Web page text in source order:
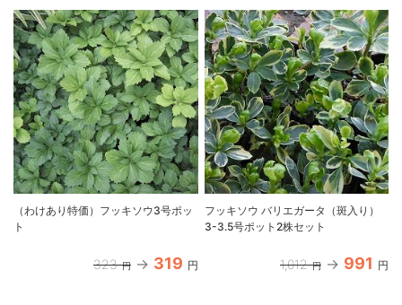
（わけあり特価）フッキソウ3号ポッ
ト
323 円 319 円
フッキソウ バリエガータ（斑入り）
3-3.5号ポット2株セット
1,012 円 991 円